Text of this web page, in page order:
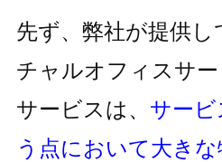
先ず、弊社が提供
チャルオフィスサー
サービスは、 サービ
う点において大きな